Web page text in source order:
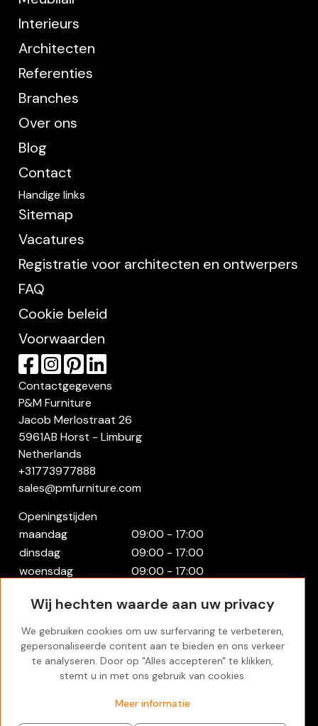
Interieurs
Architecten
Referenties
Branches
Over ons
Blog
Contact
Handige links
Sitemap
Vacatures
Registratie voor architecten en ontwerpers
FAQ
Cookie beleid
Voorwaarden
Contactgegevens
P&M Furniture
Jacob Merlostraat 26
5961AB Horst - Limburg
Netherlands
+31773977888
sales@pmfurniture.com
Openingstijden
maandag
09:00 - 17:00
dinsdag
09:00 - 17:00
woensdag
09:00 - 17:00
vrijdag
09:00 - 17:00
zaterdag
Gesloten
zondag
Gesloten
Rekening
Inloggen
Wij hechten waarde aan uw privacy
We gebruiken cookies om uw surfervaring te verbeteren,
gepersonaliseerde content aan te bieden en ons verkeer
te analyseren. Door op "Alles accepteren" te klikken,
stemt u in met ons gebruik van cookies.
Meer informatie